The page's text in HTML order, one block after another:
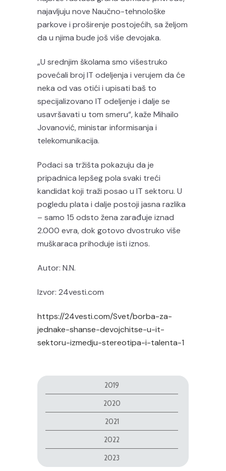
najavljuju nove Naučno-tehnološke
parkove i proširenje postojećih, sa željom
da u njima bude još više devojaka.
„U srednjim školama smo višestruko
povećali broj IT odeljenja i verujem da će
neka od vas otići i upisati baš to
specijalizovano IT odeljenje i dalje se
usavršavati u tom smeru“, kaže Mihailo
Jovanović, ministar informisanja i
telekomunikacija.
Podaci sa tržišta pokazuju da je
pripadnica lepšeg pola svaki treći
kandidat koji traži posao u IT sektoru. U
pogledu plata i dalje postoji jasna razlika
– samo 15 odsto žena zarađuje iznad
2.000 evra, dok gotovo dvostruko više
muškaraca prihoduje isti iznos.
Autor: N.N.
Izvor: 24vesti.com
https://24vesti.com/Svet/borba-za-
jednake-shanse-devojchitse-u-it-
sektoru-izmedju-stereotipa-i-talenta-1
2019
2020
2021
2022
2023